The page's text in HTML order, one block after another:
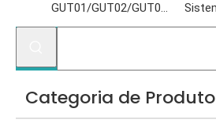
GUT01/GUT02/GUT03 Sistema de monitoramento multifuncional 3 em 1
Categoria de Produto